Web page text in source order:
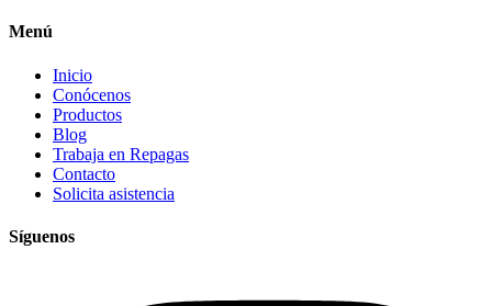
Menú
Inicio
Conócenos
Productos
Blog
Trabaja en Repagas
Contacto
Solicita asistencia
Síguenos